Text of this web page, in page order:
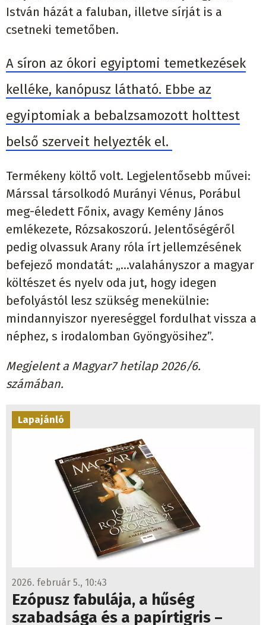
István házát a faluban, illetve sírját is a
csetneki temetőben.
A síron az ókori egyiptomi temetkezések
kelléke, kanópusz látható. Ebbe az
egyiptomiak a bebalzsamozott holttest
belső szerveit helyezték el.
Termékeny költő volt. Legjelentősebb művei:
Márssal társolkodó Murányi Vénus, Porábul
meg-éledett Főnix, avagy Kemény János
emlékezete, Rózsakoszorú. Jelentőségéről
pedig olvassuk Arany róla írt jellemzésének
befejező mondatát: „…valahányszor a magyar
költészet és nyelv oda jut, hogy idegen
befolyástól lesz szükség menekülnie:
mindannyiszor nyereséggel fordulhat vissza a
néphez, s irodalomban Gyöngyösihez”.
Megjelent a Magyar7 hetilap 2026/6.
számában.
Lapajánló
2026. február 5., 10:43
Ezópusz fabulája, a hűség
szabadsága és a papírtigris –